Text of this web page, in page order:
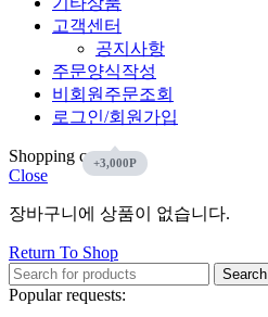
고객센터
공지사항
주문양식작성
비회원주문조회
로그인/회원가입
Shopping cart
Close
장바구니에 상품이 없습니다.
Return To Shop
Search
Popular requests: